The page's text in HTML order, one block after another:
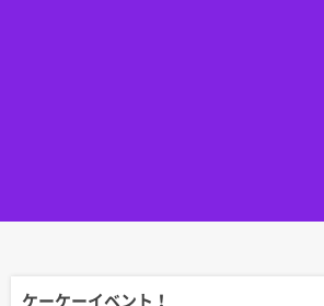
ケーケーイベント！